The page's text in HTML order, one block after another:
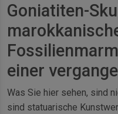
Goniatiten-
einer
Was Sie hier sehen, sind
sind statuarische